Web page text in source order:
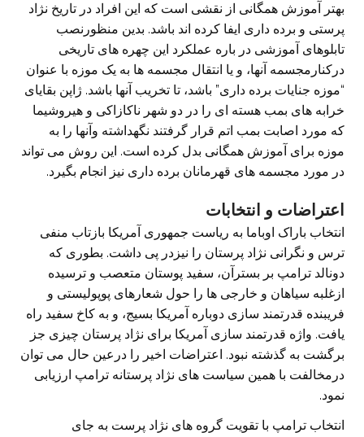
بهتر آموزش همگانی از نقشی است که این افراد در تاریخ نژاد
پرستی و برده داری ایفا کرده اند باشد. بدین منظورنصب
تابلوهای آموزشی در باره عملکرد این چهره های تاریخی
درکنارمجسمه آنها، و یا انتقال مجسمه ها به یک موزه با عنوان
“موزه جنایات برده داری” باشد، تا تخریب آنها باشد. ژاپن بقایای
خرابه های بمب هسته ای را در دو شهر ناکازاکی و هیروشیما
که مورد اصابت بمب اتم قرار گرفتند نگهداشته وآنها را به
موزه برای آموزش همگانی بدل کرده است. این روش می تواند
در مورد مجسمه های قهرمانان برده داری نیز انجام بگیرد.
اعتراضات و انتخابات
انتخاب باراک اوباما به ریاست جمهوری آمریکا بازتاب منفی
ترس و نگرانی نژاد پرستان را نیزدر پی داشت. بطوری که
دونالد ترامپ بر بسترآن، سفید پوستان متعصب و ترسیده
ازغلبه سیاهان و خارجی ها را حول شعارهای پوپولیستی و
فریبنده قدرتمند سازی دوباره آمریکا بسیج، و به کاخ سفید راه
یافت. واژه قدرتمند سازی آمریکا برای نژاد پرستان چیزی جز
برگشت به گذشته نبود. اعتراضات اخیر را درعین حال می توان
درمخالفت با همین سیاست های نژاد پرستانه ترامپ ارزیابی
نمود.
انتخاب ترامپ با تقویت گروه های نژاد پرست به جای